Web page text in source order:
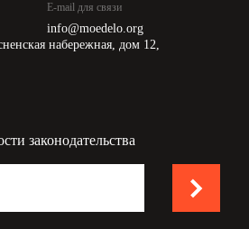
E-mail для связи
info@moedelo.org
набережная, дом 12,
законодательства